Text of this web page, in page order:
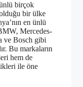
birçok
bir ülke
en ünlü
Mercedes-
ve Bosch gibi
Bu markaların
hem de
ile öne